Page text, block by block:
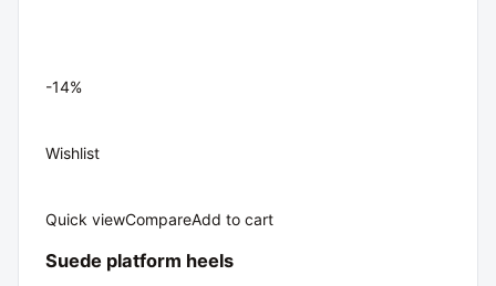
-14%
Wishlist
Quick viewCompareAdd to cart
Suede platform heels